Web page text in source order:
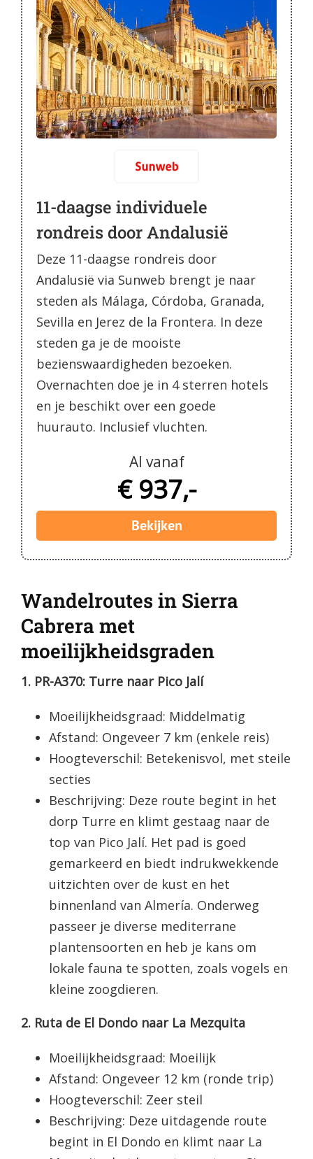
11-daagse individuele
rondreis door Andalusië
Deze 11-daagse rondreis door
Andalusië via Sunweb brengt je naar
steden als Málaga, Córdoba, Granada,
Sevilla en Jerez de la Frontera. In deze
steden ga je de mooiste
bezienswaardigheden bezoeken.
Overnachten doe je in 4 sterren hotels
en je beschikt over een goede
huurauto. Inclusief vluchten.
Al vanaf
€ 937,-
Bekijken
Wandelroutes in Sierra
Cabrera met
moeilijkheidsgraden
1. PR-A370: Turre naar Pico Jalí
Moeilijkheidsgraad: Middelmatig
Afstand: Ongeveer 7 km (enkele reis)
Hoogteverschil: Betekenisvol, met steile
secties
Beschrijving: Deze route begint in het
dorp Turre en klimt gestaag naar de
top van Pico Jalí. Het pad is goed
gemarkeerd en biedt indrukwekkende
uitzichten over de kust en het
binnenland van Almería. Onderweg
passeer je diverse mediterrane
plantensoorten en heb je kans om
lokale fauna te spotten, zoals vogels en
kleine zoogdieren.
2. Ruta de El Dondo naar La Mezquita
Moeilijkheidsgraad: Moeilijk
Afstand: Ongeveer 12 km (ronde trip)
Hoogteverschil: Zeer steil
Beschrijving: Deze uitdagende route
begint in El Dondo en klimt naar La